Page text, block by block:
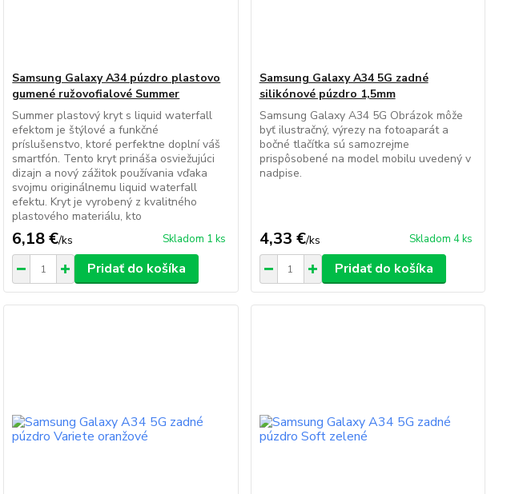
Samsung Galaxy A34 púzdro plastovo
gumené ružovofialové Summer
Summer plastový kryt s liquid waterfall
efektom je štýlové a funkčné
príslušenstvo, ktoré perfektne doplní váš
smartfón. Tento kryt prináša osviežujúci
dizajn a nový zážitok používania vďaka
svojmu originálnemu liquid waterfall
efektu. Kryt je vyrobený z kvalitného
plastového materiálu, kto
6,18 €/ks Skladom 1 ks
Pridať do košíka
Samsung Galaxy A34 5G zadné
silikónové púzdro 1,5mm
Samsung Galaxy A34 5G Obrázok môže
byť ilustračný, výrezy na fotoaparát a
bočné tlačítka sú samozrejme
prispôsobené na model mobilu uvedený v
nadpise.
4,33 €/ks Skladom 4 ks
Pridať do košíka